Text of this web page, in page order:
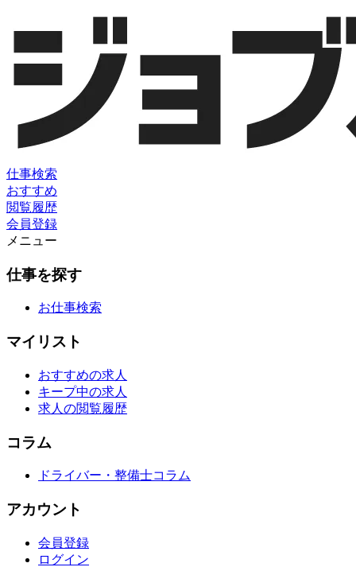
仕事検索
おすすめ
閲覧履歴
会員登録
メニュー
仕事を探す
お仕事検索
マイリスト
おすすめの求人
キープ中の求人
求人の閲覧履歴
コラム
ドライバー・整備士コラム
アカウント
会員登録
ログイン